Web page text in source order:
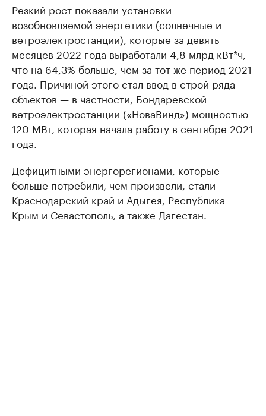
Резкий рост показали установки
возобновляемой энергетики (солнечные и
ветроэлектростанции), которые за девять
месяцев 2022 года выработали 4,8 млрд кВт*ч,
что на 64,3% больше, чем за тот же период 2021
года. Причиной этого стал ввод в строй ряда
объектов — в частности, Бондаревской
ветроэлектростанции («НоваВинд») мощностью
120 МВт, которая начала работу в сентябре 2021
года.
Дефицитными энергорегионами, которые
больше потребили, чем произвели, стали
Краснодарский край и Адыгея, Республика
Крым и Севастополь, а также Дагестан.